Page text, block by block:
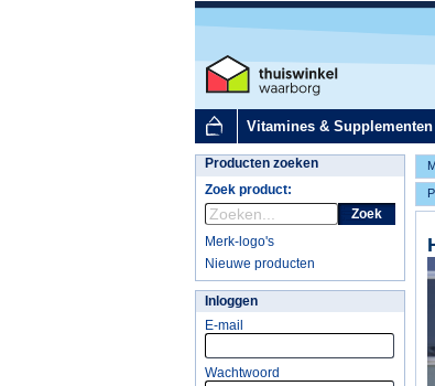
Vitamines & Supplementen
Producten zoeken
Zoek product:
Zoek
Merk-logo's
Nieuwe producten
Inloggen
E-mail
Wachtwoord